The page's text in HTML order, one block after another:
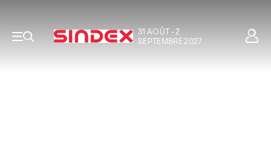
31 AOÛT - 2
SEPTEMBRE 2027